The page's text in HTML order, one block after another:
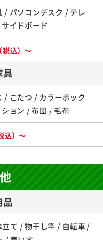
/ パソコンデスク / テレ
イドボード
税込）～
具
/ こたつ / カラーボック
ョン / 布団 / 毛布
込）～
品
て / 物干し竿 / 自転車 /